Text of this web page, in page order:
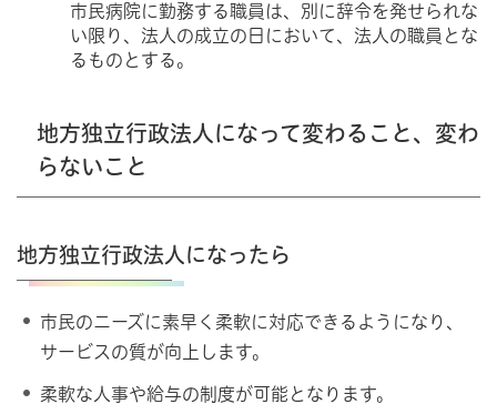
市民病院に勤務する職員は、別に辞令を発せられな
い限り、法人の成立の日において、法人の職員とな
るものとする。
地方独立行政法人になって変わること、変わ
らないこと
地方独立行政法人になったら
市民のニーズに素早く柔軟に対応できるようになり、
サービスの質が向上します。
柔軟な人事や給与の制度が可能となります。